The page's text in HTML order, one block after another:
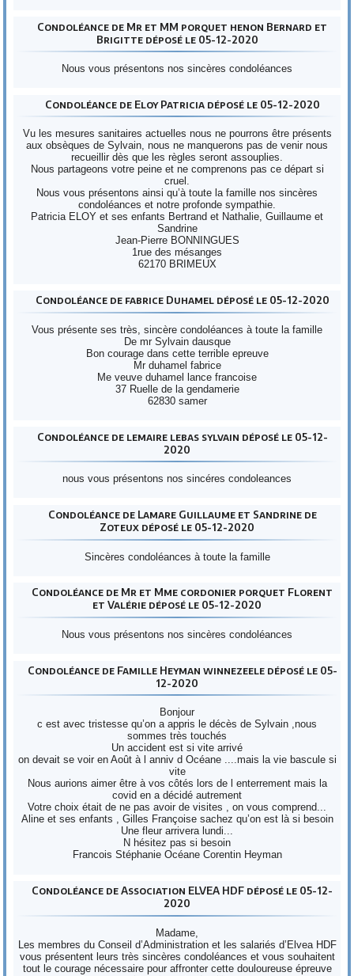
Condoléance de Mr et MM porquet henon Bernard et
Brigitte déposé le 05-12-2020
Nous vous présentons nos sincères condoléances
Condoléance de Eloy Patricia déposé le 05-12-2020
Vu les mesures sanitaires actuelles nous ne pourrons être présents
aux obsèques de Sylvain, nous ne manquerons pas de venir nous
recueillir dès que les règles seront assouplies.
Nous partageons votre peine et ne comprenons pas ce départ si
cruel.
Nous vous présentons ainsi qu’à toute la famille nos sincères
condoléances et notre profonde sympathie.
Patricia ELOY et ses enfants Bertrand et Nathalie, Guillaume et
Sandrine
Jean-Pierre BONNINGUES
1rue des mésanges
62170 BRIMEUX
Condoléance de fabrice Duhamel déposé le 05-12-2020
Vous présente ses très, sincère condoléances à toute la famille
De mr Sylvain dausque
Bon courage dans cette terrible epreuve
Mr duhamel fabrice
Me veuve duhamel lance francoise
37 Ruelle de la gendamerie
62830 samer
Condoléance de lemaire lebas sylvain déposé le 05-12-
2020
nous vous présentons nos sincéres condoleances
Condoléance de Lamare Guillaume et Sandrine de
Zoteux déposé le 05-12-2020
Sincères condoléances à toute la famille
Condoléance de Mr et Mme cordonier porquet Florent
et Valérie déposé le 05-12-2020
Nous vous présentons nos sincères condoléances
Condoléance de Famille Heyman winnezeele déposé le 05-
12-2020
Bonjour
c est avec tristesse qu’on a appris le décès de Sylvain ,nous
sommes très touchés
Un accident est si vite arrivé
on devait se voir en Août à l anniv d Océane ....mais la vie bascule si
vite
Nous aurions aimer être à vos côtés lors de l enterrement mais la
covid en a décidé autrement
Votre choix était de ne pas avoir de visites , on vous comprend...
Aline et ses enfants , Gilles Françoise sachez qu’on est là si besoin
Une fleur arrivera lundi...
N hésitez pas si besoin
Francois Stéphanie Océane Corentin Heyman
Condoléance de Association ELVEA HDF déposé le 05-12-
2020
Madame,
Les membres du Conseil d’Administration et les salariés d’Elvea HDF
vous présentent leurs très sincères condoléances et vous souhaitent
tout le courage nécessaire pour affronter cette douloureuse épreuve